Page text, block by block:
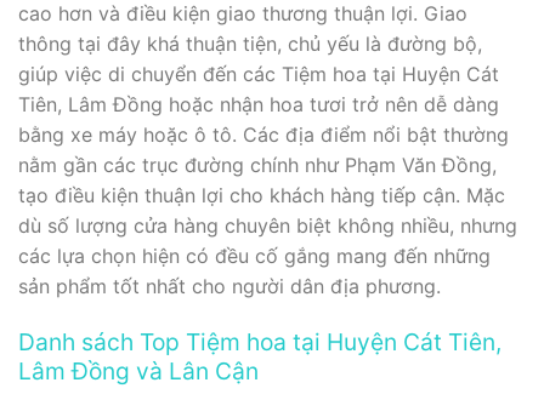
cao hơn và điều kiện giao thương thuận lợi. Giao
thông tại đây khá thuận tiện, chủ yếu là đường bộ,
giúp việc di chuyển đến các Tiệm hoa tại Huyện Cát
Tiên, Lâm Đồng hoặc nhận hoa tươi trở nên dễ dàng
bằng xe máy hoặc ô tô. Các địa điểm nổi bật thường
nằm gần các trục đường chính như Phạm Văn Đồng,
tạo điều kiện thuận lợi cho khách hàng tiếp cận. Mặc
dù số lượng cửa hàng chuyên biệt không nhiều, nhưng
các lựa chọn hiện có đều cố gắng mang đến những
sản phẩm tốt nhất cho người dân địa phương.
Danh sách Top Tiệm hoa tại Huyện Cát Tiên,
Lâm Đồng và Lân Cận